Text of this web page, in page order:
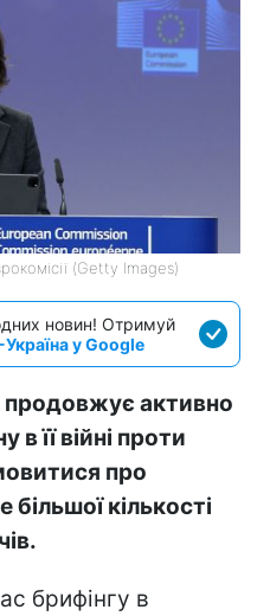
(Getty Images)
новин! Отримуй
у Google
активно
в її війні проти
про
кількості
брифінгу в